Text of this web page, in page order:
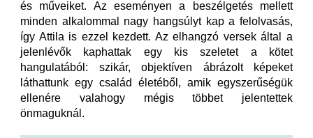
és műveiket. Az eseményen a beszélgetés mellett
minden alkalommal nagy hangsúlyt kap a felolvasás,
így Attila is ezzel kezdett. Az elhangzó versek által a
jelenlévők kaphattak egy kis szeletet a kötet
hangulatából: szikár, objektíven ábrázolt képeket
láthattunk egy család életéből, amik egyszerűségük
ellenére valahogy mégis többet jelentettek
önmaguknál.